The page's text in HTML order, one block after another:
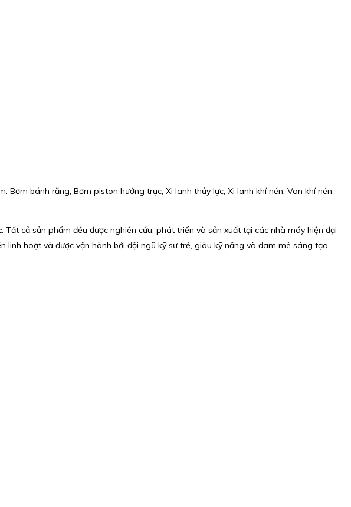
Bơm bánh răng, Bơm piston hướng trục, Xi lanh thủy lực, Xi lanh khí nén, Van khí nén,
. Tất cả sản phẩm đều được nghiên cứu, phát triển và sản xuất tại các nhà máy hiện đại
hoạt và được vận hành bởi đội ngũ kỹ sư trẻ, giàu kỹ năng và đam mê sáng tạo.